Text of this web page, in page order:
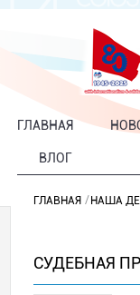
ГЛАВНАЯ
ВЛОГ
ГЛАВНАЯ НАША
СУДЕБНАЯ